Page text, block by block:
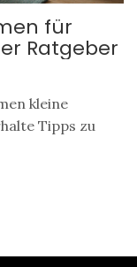
für
Ratgeber
kleine
Tipps zu